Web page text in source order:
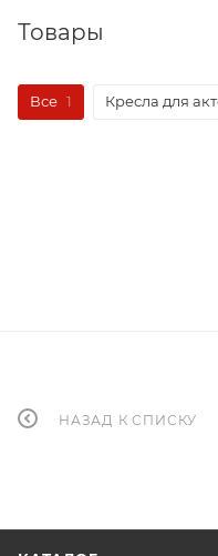
Товары
Все 1 Кресла для
НАЗАД К СПИСКУ